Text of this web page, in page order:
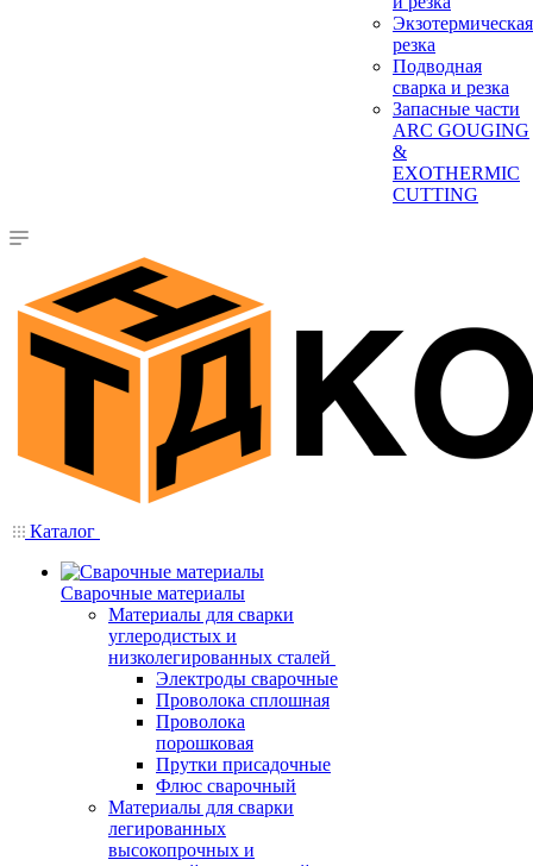
Экзотермическая
резка
Подводная
сварка и резка
Запасные части
ARC GOUGING
&
EXOTHERMIC
CUTTING
Каталог
Сварочные материалы
Материалы для сварки
углеродистых и
низколегированных сталей
Электроды сварочные
Проволока сплошная
Проволока
порошковая
Прутки присадочные
Флюс сварочный
Материалы для сварки
легированных
высокопрочных и